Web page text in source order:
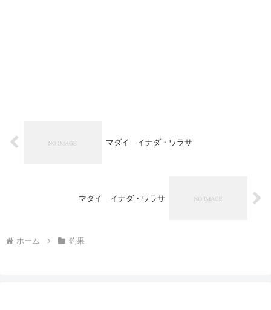
マダイ イナダ・ワラサ
マダイ イナダ・ワラサ
ホーム 釣果